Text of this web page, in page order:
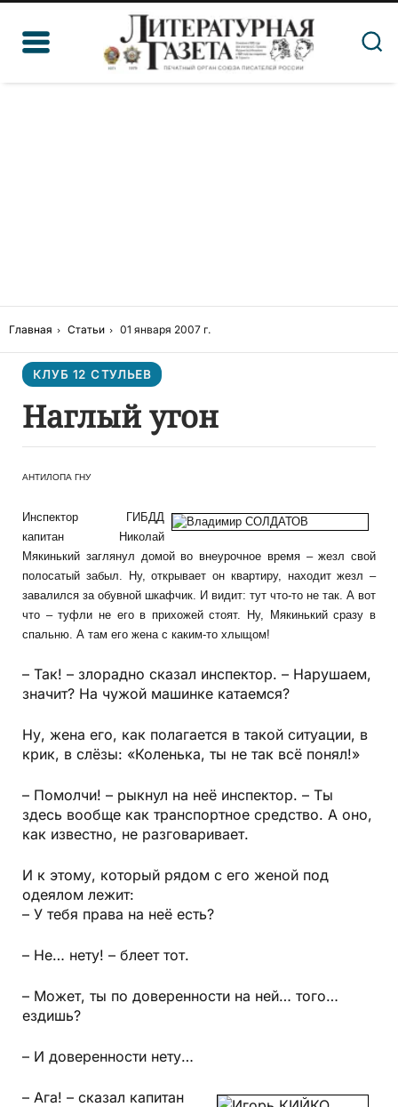
Главная Статьи 01 января 2007 г.
КЛУБ 12 СТУЛЬЕВ
Наглый угон
АНТИЛОПА ГНУ
Инспектор ГИБДД
капитан Николай
Мякинький заглянул домой во внеурочное время – жезл свой
полосатый забыл. Ну, открывает он квартиру, находит жезл –
завалился за обувной шкафчик. И видит: тут что-то не так. А вот
что – туфли не его в прихожей стоят. Ну, Мякинький сразу в
спальню. А там его жена с каким-то хлыщом!
– Так! – злорадно сказал инспектор. – Нарушаем,
значит? На чужой машинке катаемся?
Ну, жена его, как полагается в такой ситуации, в
крик, в слёзы: «Коленька, ты не так всё понял!»
– Помолчи! – рыкнул на неё инспектор. – Ты
здесь вообще как транспортное средство. А оно,
как известно, не разговаривает.
И к этому, который рядом с его женой под
одеялом лежит:
– У тебя права на неё есть?
– Не… нету! – блеет тот.
– Может, ты по доверенности на ней… того…
ездишь?
– И доверенности нету…
– Ага! – сказал капитан